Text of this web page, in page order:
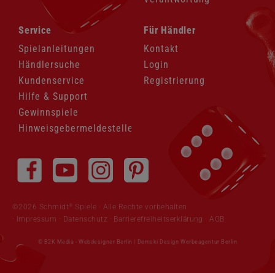
Navigation
überspringen
Service
Spielanleitungen
Händlersuche
Kundenservice
Hilfe & Support
Gewinnspiele
Hinweisgebermeldestelle
Navigation
überspringen
Für Händler
Kontakt
Login
Registrierung
überspringen
©2026 Schmidt ®
Spiele · Alle Rechte vorbehalten
Impressum · Datenschutz · Barrierefreiheitserklärung ·AGB
© B2K Media -Webdesigner Berlin Demski Design Werbeagentur Berlin